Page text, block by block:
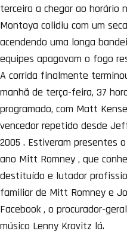
terceira a chegar ao horário
Montoya colidiu com um
acendendo uma longa
equipes apagavam o fogo
A corrida finalmente
manhã de terça-feira, 37
programado, com Matt
vencedor repetido desde
2005 . Estiveram presentes
ano Mitt Romney , que
destituído e lutador
familiar de Mitt Romney e
Facebook , o procurador-
músico Lenny Kravitz lá.